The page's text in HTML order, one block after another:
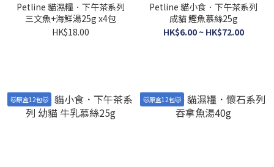
Petline 貓濕糧．下午茶系列
三文魚+海鮮湯25g x4包
HK$18.00
Petline 貓小食．下午茶系列
成貓 鰹魚慕絲25g
HK$6.00 ~ HK$72.00
🐱原盒12包🐱 🐱原盒12包🐱